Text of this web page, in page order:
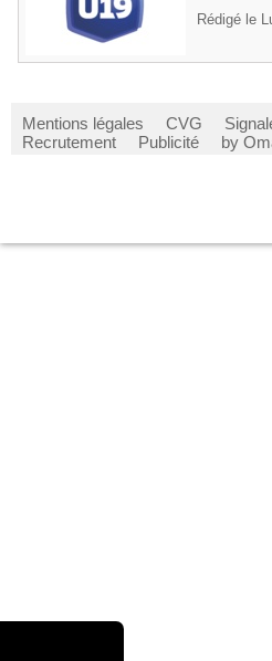
Rédigé le
Mentions légales CVG
Recrutement
Publicité by